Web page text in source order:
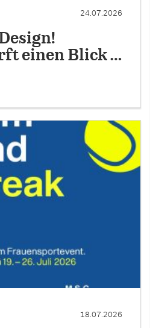
24.07.2026
einen Blick …
18.07.2026